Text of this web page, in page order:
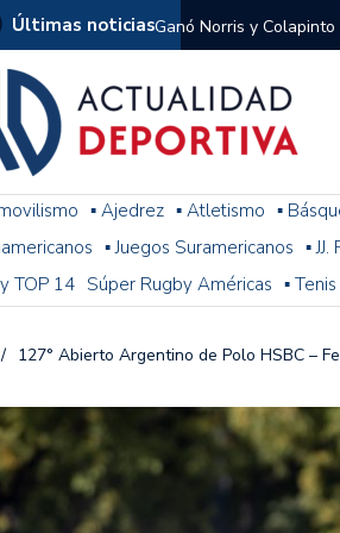
Últimas noticiasGanó Norris y
1
El penal de Barracas
Monumental
Se jugó una nueva
Arrancó el Torneo
Franco Colapinto giró
Racing le ganó a
omitió un penal de Sosa
▪ Ajedrez ▪ Atletismo ▪
▪ Juegos Suramericanos ▪
TOP 14 Súper Rugby Américas ▪ Tenis
/ 127° Abierto Argentino de Polo HSBC –